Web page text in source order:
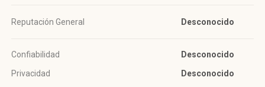
Reputación General Desconocido
Confiabilidad
Desconocido
Privacidad
Desconocido